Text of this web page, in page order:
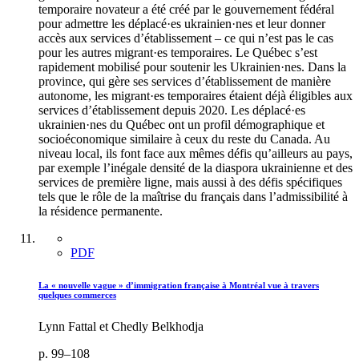
temporaire novateur a été créé par le gouvernement fédéral
pour admettre les déplacé·es ukrainien·nes et leur donner
accès aux services d’établissement – ce qui n’est pas le cas
pour les autres migrant·es temporaires. Le Québec s’est
rapidement mobilisé pour soutenir les Ukrainien·nes. Dans la
province, qui gère ses services d’établissement de manière
autonome, les migrant·es temporaires étaient déjà éligibles aux
services d’établissement depuis 2020. Les déplacé·es
ukrainien·nes du Québec ont un profil démographique et
socioéconomique similaire à ceux du reste du Canada. Au
niveau local, ils font face aux mêmes défis qu’ailleurs au pays,
par exemple l’inégale densité de la diaspora ukrainienne et des
services de première ligne, mais aussi à des défis spécifiques
tels que le rôle de la maîtrise du français dans l’admissibilité à
la résidence permanente.
PDF
La « nouvelle vague » d’immigration française à Montréal vue à travers
quelques commerces
Lynn Fattal et Chedly Belkhodja
p. 99–108